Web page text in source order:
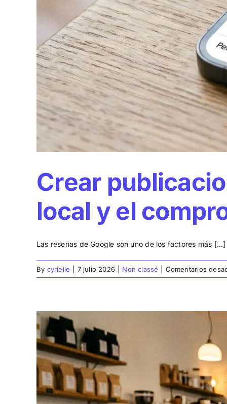
Crear
local y el
Las reseñas de Google son uno de los factores más [...]
By cyrielle 7 julio 2026 Non classé Comentarios